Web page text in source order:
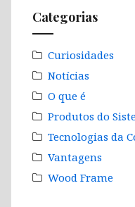
Categorias
Curiosidades
Notícias
O que é
Produtos do
Tecnologias da
Vantagens
Wood Frame